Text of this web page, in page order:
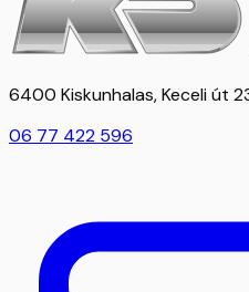
6400 Kiskunhalas, Keceli út
06 77 422 596